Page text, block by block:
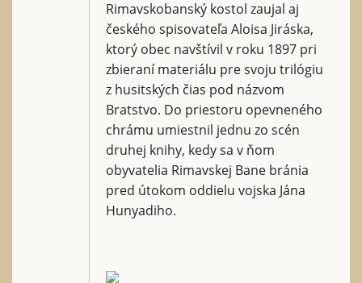
Rimavskobanský kostol zaujal aj
českého spisovateľa Aloisa Jiráska,
ktorý obec navštívil v roku 1897 pri
zbieraní materiálu pre svoju trilógiu
z husitských čias pod názvom
Bratstvo. Do priestoru opevneného
chrámu umiestnil jednu zo scén
druhej knihy, kedy sa v ňom
obyvatelia Rimavskej Bane bránia
pred útokom oddielu vojska Jána
Hunyadiho.